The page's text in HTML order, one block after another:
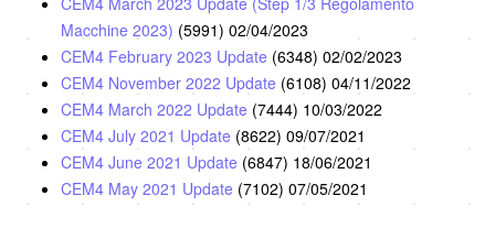
Macchine 2023) (5991) 02/04/2023
CEM4 February 2023 Update (6348) 02/02/2023
CEM4 November 2022 Update (6108) 04/11/2022
CEM4 March 2022 Update (7444) 10/03/2022
CEM4 July 2021 Update (8622) 09/07/2021
CEM4 June 2021 Update (6847) 18/06/2021
CEM4 May 2021 Update (7102) 07/05/2021